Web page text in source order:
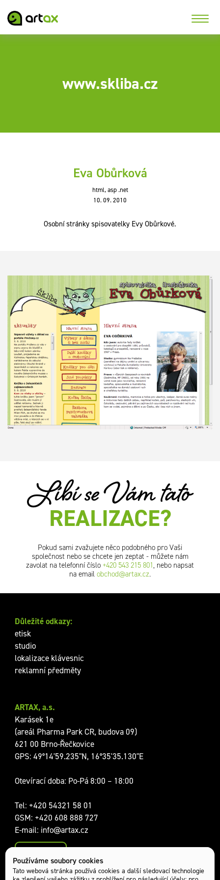
Používáme soubory cookies
Tato webová stránka používá cookies a další sledovací technologie
www.skliba.cz
Eva Obůrková
html, asp .net
10. 09. 2010
Osobní stránky spisovatelky Evy Obůrkové.
Líbí se Vám tato
REALIZACE?
Pokud sami zvažujete něco podobného pro Vaši
společnost nebo se chcete jen zeptat - můžete nám
zavolat na telefonní číslo +420 543 215 801 , nebo napsat
na email obchod@artax.cz.
Sociální sítě:
ARTAX, a.s.
Karásek 1e
(areál Pharma Park CR, budova 09)
621 00 Brno-Řečkovice
GPS: 49°14'59.235"N, 16°35'35.130"E
Otevírací doba: Po-Pá 8:00 – 18:00
Tel: +420 54321 58 01
GSM: +420 608 888 727
E-mail: info@artax.cz
Kontakty
Důležité odkazy:
etisk
studio
lokalizace klávesnic
reklamní předměty